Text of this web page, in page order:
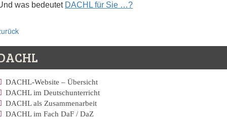
was bedeutet DACHL für Sie …?
DACHL-Website – Übersicht
DACHL im Deutschunterricht
DACHL als Zusammenarbeit
DACHL im Fach DaF / DaZ